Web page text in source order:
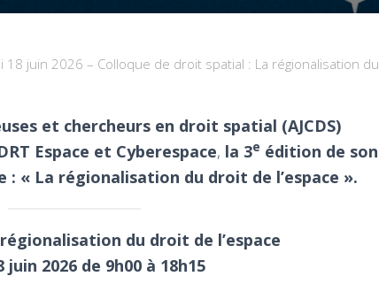
18 juin 2026 – Colloque de droit spatial : La régionalisation du
et chercheurs en droit spatial (AJCDS)
Espace et Cyberespace, la 3e édition de son
« La régionalisation du droit de l’espace ».
régionalisation du droit de l’espace
juin 2026 de 9h00 à 18h15